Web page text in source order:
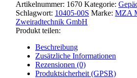
KR51,SR4-
Menge
Artikelnummer: 1670 Kategorie:
Schlagwort: 10405-00S Marke: MZA
Zweiradtechnik GmbH
Produkt teilen:
Beschreibung
Zusätzliche Informationen
Rezensionen (0)
Produktsicherheit (GPSR)